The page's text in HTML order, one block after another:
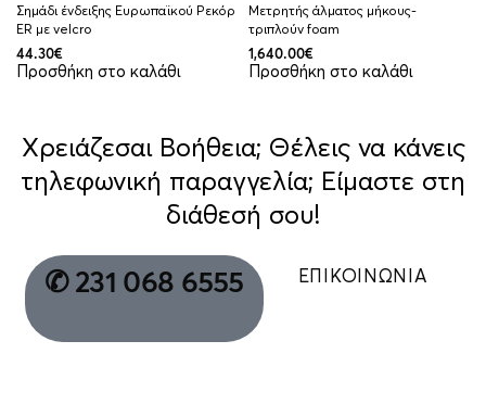
Σημάδι ένδειξης Ευρωπαϊκoύ Ρεκόρ
ΕR με velcro
44.30€
Προσθήκη στο καλάθι
Μετρητής άλματος μήκους-
τριπλούν foam
1,640.00€
Προσθήκη στο καλάθι
Χρειάζεσαι Βοήθεια; Θέλεις να κάνεις
τηλεφωνική παραγγελία; Είμαστε στη
διάθεσή σου!
✆ 231 068 6555 ΕΠΙΚΟΙΝΩΝΙΑ